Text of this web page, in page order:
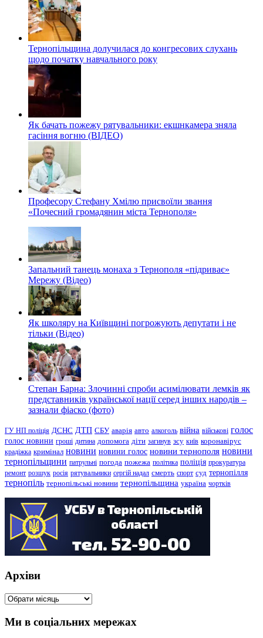
Тернопільщина долучилася до конгресових слухань
щодо початку навчального року
Як бачать пожежу рятувальники: екшнкамера зняла
гасіння вогню (ВІДЕО)
Професору Стефану Хмілю присвоїли звання
«Почесний громадянин міста Тернополя»
Запальний танець монаха з Тернополя «підриває»
Мережу (Відео)
Як школяру на Київщині погрожують депутати і не
тільки (Відео)
Степан Барна: Злочинні спроби асимілювати лемків як
представників української нації серед інших народів –
зазнали фіаско (фото)
ГУ НП поліція ДСНС ДТП СБУ аварія авто алкоголь війна військові голос
голос новини гроші дитина допомога діти загинув зсу київ коронавірус
крадіжка кримінал новини новини голос новини тернополя новини
тернопільщини патрульні погода пожежа політика поліція прокуратура
ремонт розшук росія рятувальники сергій надал смерть спорт суд тернопілля
тернопіль тернопільські новини тернопільщина україна чортків
Архіви
Архіви
Ми в соціальних мережах